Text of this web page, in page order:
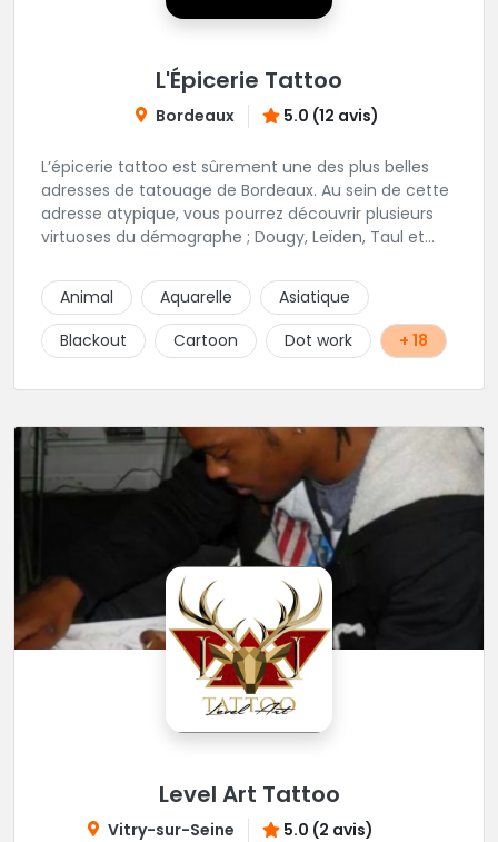
L'Épicerie Tattoo
Bordeaux 5.0 (12 avis)
L’épicerie tattoo est sûrement une des plus belles
adresses de tatouage de Bordeaux. Au sein de cette
adresse atypique, vous pourrez découvrir plusieurs
virtuoses du démographe ; Dougy, Leïden, Taul et
enfant et sympathique, vous pourrez demander
conseil pour votre tattoo. N'hésitez plus une seconde
pour rencontrer cette belle équipe !
Animal Aquarelle
Asiatique
Blackout
Cartoon Dot work + 18
Level Art Tattoo
Vitry-sur-Seine 5.0 (2 avis)